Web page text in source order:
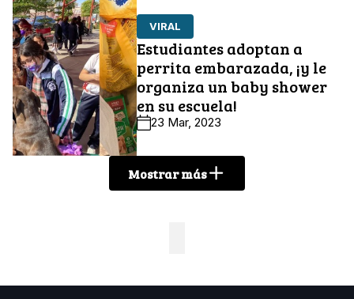
VIRAL
Estudiantes adoptan a
perrita embarazada, ¡y le
organiza un baby shower
en su escuela!
23 Mar, 2023
Mostrar más